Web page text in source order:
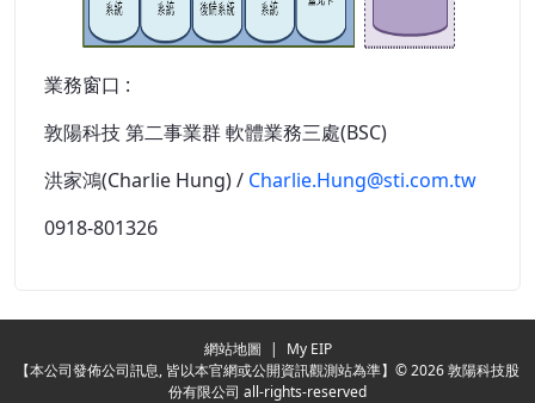
業務窗口 :
敦陽科技 第二事業群 軟體業務三處(BSC)
洪家鴻(Charlie Hung) / Charlie.Hung@sti.com.tw
0918-801326
網站地圖 |
My EIP
【本公司發佈公司訊息, 皆以本官網或公開資訊觀測站為準】© 2026 敦陽科技股
份有限公司 all-rights-reserved